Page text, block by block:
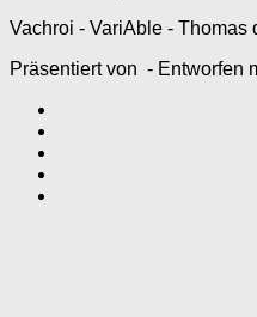
Vachroi - VariAble - Thomas
Präsentiert von - Entworfen